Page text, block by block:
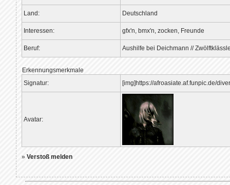
Land: Deutschland
Interessen: gfx'n, bmx'n, zocken, Freunde
Beruf: Aushilfe bei Deichmann //
Erkennungsmerkmale
Signatur:
[img]https://afroasiate.af.funpic.de/
Avatar:
» Verstoß melden